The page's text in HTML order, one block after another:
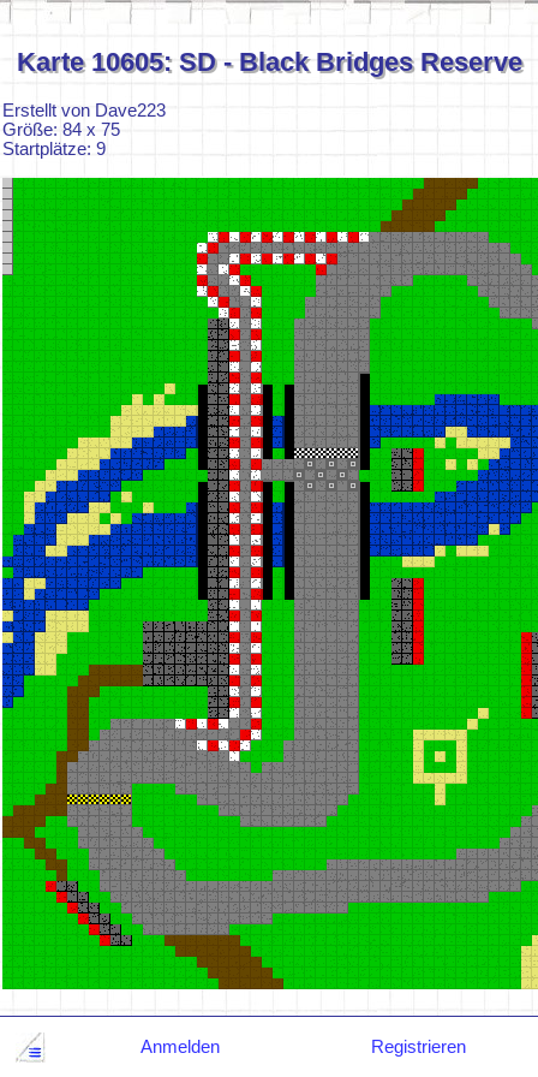
Karte 10605: SD - Black Bridges Reserve
Erstellt von Dave223
Größe: 84 x 75
Startplätze: 9
Anmelden Registrieren